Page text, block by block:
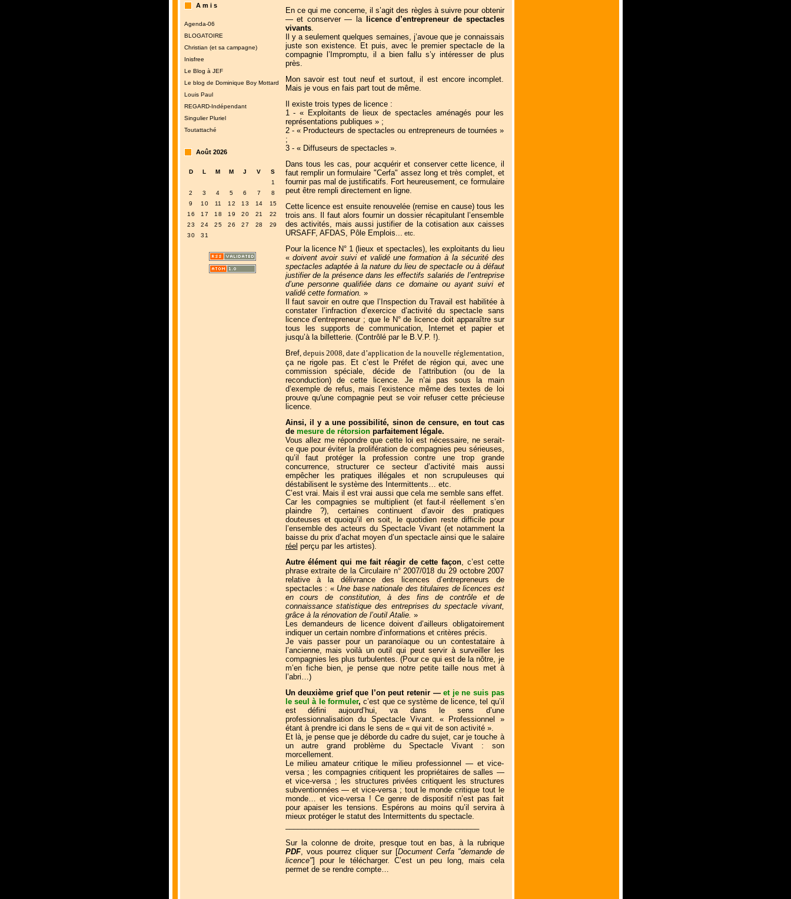
A m i s
Agenda-06
BLOGATOIRE
Christian (et sa campagne)
Inisfree
Le Blog à JEF
Le blog de Dominique Boy Mottard
Louis Paul
REGARD-Indépendant
Singulier Pluriel
Toutattaché
Août 2026
D L M M J V
S
1
2
3 4 5 6 7
8
9
10 11 12 13 14
15
16
17 18 19 20 21
22
23
24 25 26 27 28
29
30
31
En ce qui me concerne, il s’agit des règles à suivre pour obtenir
— et conserver — la
licence d’entrepreneur de spectacles
vivants.
Il y a seulement quelques semaines, j’avoue que je connaissais
juste son existence. Et puis, avec le premier spectacle de la
compagnie l’Impromptu, il a bien fallu s’y intéresser de plus
près.
Mon savoir est tout neuf et surtout, il est encore incomplet.
Mais je vous en fais part tout de même.
Il existe trois types de licence :
1 - « Exploitants de lieux de spectacles aménagés pour les
représentations publiques » ;
2 - « Producteurs de spectacles ou entrepreneurs de tournées »
;
3 - « Diffuseurs de spectacles ».
Dans tous les cas, pour acquérir et conserver cette licence, il
faut remplir un formulaire "Cerfa" assez long et très complet, et
fournir pas mal de justificatifs. Fort heureusement, ce formulaire
peut être rempli directement en ligne.
Cette licence est ensuite renouvelée (remise en cause) tous les
trois ans. Il faut alors fournir un dossier récapitulant l’ensemble
des activités, mais aussi justifier de la cotisation aux caisses
URSAFF, AFDAS, Pôle Emplois... etc.
Pour la licence N° 1 (lieux et spectacles), les exploitants du lieu
«doivent avoir suivi et validé une formation à la sécurité des
spectacles adaptée à la nature du lieu de spectacle ou à défaut
justifier de la présence dans les effectifs salariés de l’entreprise
d’une personne qualifiée dans ce domaine ou ayant suivi et
validé cette formation. »
Il faut savoir en outre que l’Inspection du Travail est habilitée à
constater l’infraction d’exercice d’activité du spectacle sans
licence d’entrepreneur ; que le N° de licence doit apparaître sur
tous les supports de communication, Internet et papier et
jusqu’à la billetterie. (Contrôlé par le B.V.P. !).
Bref, depuis 2008, date d’application de la nouvelle réglementation,
ça ne rigole pas. Et c’est le Préfet de région qui, avec une
commission spéciale, décide de l’attribution (ou de la
reconduction) de cette licence. Je n’ai pas sous la main
d’exemple de refus, mais l’existence même des textes de loi
prouve qu'une compagnie peut se voir refuser cette précieuse
licence.
Ainsi, il y a une possibilité, sinon de censure, en tout cas
de mesure de rétorsionparfaitement légale.
Vous allez me répondre que cette loi est nécessaire, ne serait-
ce que pour éviter la prolifération de compagnies peu sérieuses,
qu’il faut protéger la profession contre une trop grande
concurrence, structurer ce secteur d’activité mais aussi
empêcher les pratiques illégales et non scrupuleuses qui
déstabilisent le système des Intermittents… etc.
C’est vrai. Mais il est vrai aussi que cela me semble sans effet.
Car les compagnies se multiplient (et faut-il réellement s’en
plaindre ?), certaines continuent d’avoir des pratiques
douteuses et quoiqu’il en soit, le quotidien reste difficile pour
l’ensemble des acteurs du Spectacle Vivant (et notamment la
baisse du prix d’achat moyen d’un spectacle ainsi que le salaire
réel perçu par les artistes).
Autre élément qui me fait réagir de cette façon, c’est cette
phrase extraite de la Circulaire n° 2007/018 du 29 octobre 2007
relative à la délivrance des licences d’entrepreneurs de
spectacles : « Une base nationale des titulaires de licences est
en cours de constitution, à des fins de contrôle et de
connaissance statistique des entreprises du spectacle vivant,
grâce à la rénovation de l’outil Atalie. »
Les demandeurs de licence doivent d’ailleurs obligatoirement
indiquer un certain nombre d’informations et critères précis.
Je vais passer pour un paranoïaque ou un contestataire à
l’ancienne, mais voilà un outil qui peut servir à surveiller les
compagnies les plus turbulentes. (Pour ce qui est de la nôtre, je
m’en fiche bien, je pense que notre petite taille nous met à
l’abri…)
Un deuxième grief que l’on peut retenir —et je ne suis pas
le seul à le formuler, c’est que ce système de licence, tel qu’il
est défini aujourd’hui, va dans le sens d’une
professionnalisation du Spectacle Vivant. « Professionnel »
étant à prendre ici dans le sens de « qui vit de son activité ».
Et là, je pense que je déborde du cadre du sujet, car je touche à
un autre grand problème du Spectacle Vivant : son
morcellement.
Le milieu amateur critique le milieu professionnel — et vice-
versa ; les compagnies critiquent les propriétaires de salles —
et vice-versa ; les structures privées critiquent les structures
subventionnées — et vice-versa ; tout le monde critique tout le
monde… et vice-versa ! Ce genre de dispositif n’est pas fait
pour apaiser les tensions. Espérons au moins qu’il servira à
mieux protéger le statut des Intermittents du spectacle.
Sur la colonne de droite, presque tout en bas, à la rubrique
PDF, vous pourrez cliquer sur [Document Cerfa "demande de
licence"] pour le télécharger. C’est un peu long, mais cela
permet de se rendre compte…